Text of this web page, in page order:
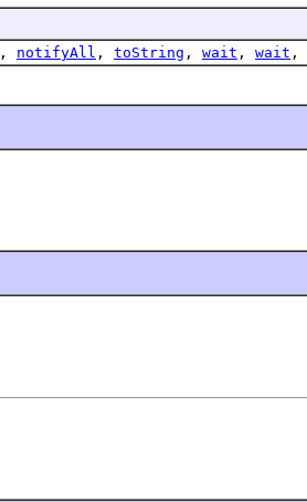
, notifyAll , toString , wait , wait ,